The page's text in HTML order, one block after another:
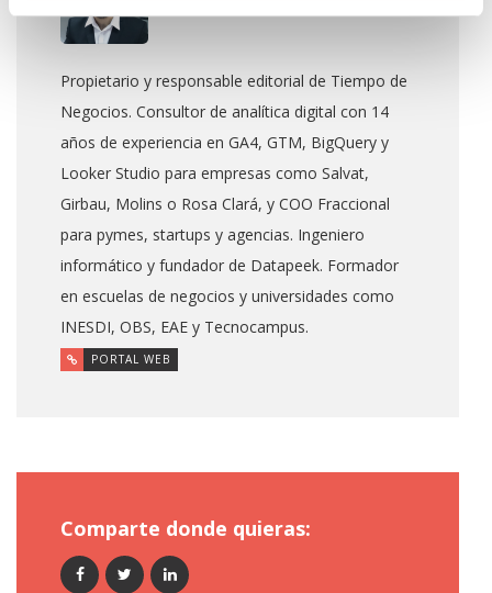
Propietario y responsable editorial de Tiempo de
Negocios. Consultor de analítica digital con 14
años de experiencia en GA4, GTM, BigQuery y
Looker Studio para empresas como Salvat,
Girbau, Molins o Rosa Clará, y COO Fraccional
para pymes, startups y agencias. Ingeniero
informático y fundador de Datapeek. Formador
en escuelas de negocios y universidades como
INESDI, OBS, EAE y Tecnocampus.
PORTAL WEB
Comparte donde quieras: